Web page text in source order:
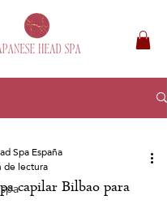
capilar Bilbao para
Spa España
de lectura